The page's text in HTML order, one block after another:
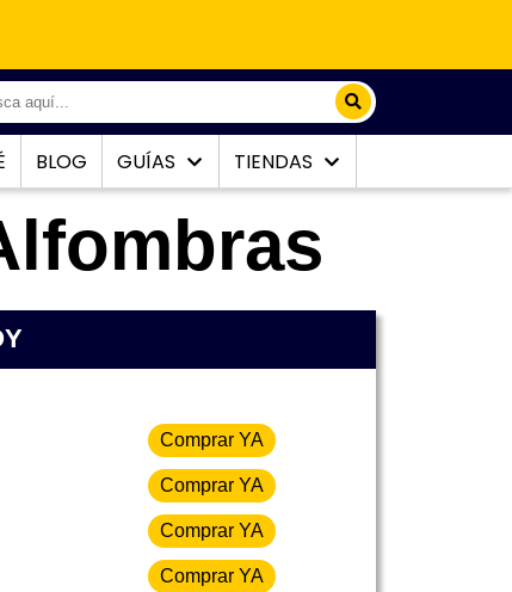
BLOG GUÍAS TIENDAS
Comprar YA
Comprar YA
Comprar YA
Comprar YA